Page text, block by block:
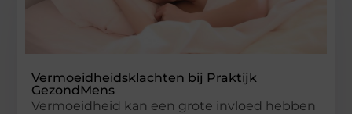
Vermoeidheidsklachten bij Praktijk
GezondMens
Vermoeidheid kan een grote invloed hebben